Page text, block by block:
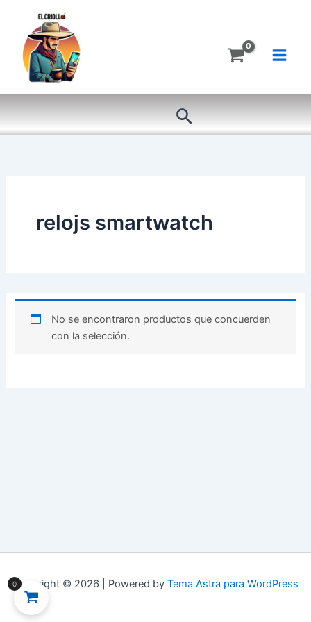
contenido
Buscar
relojs smartwatch
No se encontraron productos que concuerden
con la selección.
Copyright © 2026 | Powered by Tema Astra para WordPress
0